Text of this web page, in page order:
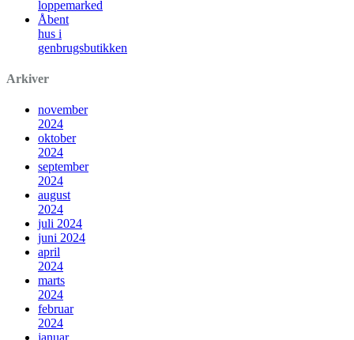
loppemarked
Åbent
hus i
genbrugsbutikken
Arkiver
november
2024
oktober
2024
september
2024
august
2024
juli 2024
juni 2024
april
2024
marts
2024
februar
2024